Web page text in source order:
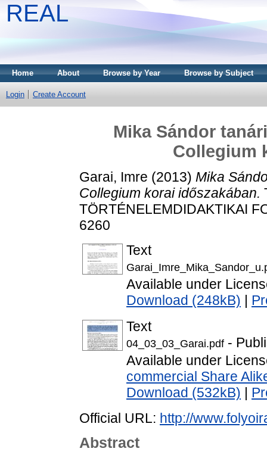
REAL
Home About Browse by Year Browse by Subject
Login Create Account
Mika Sándor
Collegium
Garai, Imre (2013) Mika
Collegium korai időszakában.
TÖRTÉNELEMDIDAKTIKAI
6260
Text
Available under
Download (248kB)
Text
04_03_03_Garai.pdf -
Available under
commercial Share
Download (532kB)
Official URL: http://
Abstract